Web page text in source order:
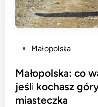
s
t
e
Małopolska
Małopolska: co
jeśli kochasz
miasteczka